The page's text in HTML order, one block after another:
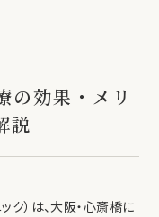
の効果・メリ
説
ク）は、大阪・心斎橋に